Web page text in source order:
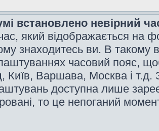
встановлено невірний
який відображається на
знаходитесь ви. В такому
часовий пояс,
Київ, Варшава, Москва і т.д.
доступна лише
то це непоганий